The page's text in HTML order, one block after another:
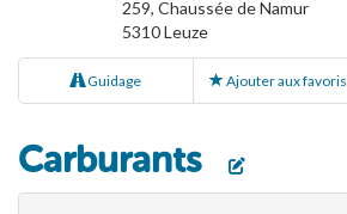
259, Chaussée de Namur
5310Leuze
Guidage Ajouter aux favoris
Carburants